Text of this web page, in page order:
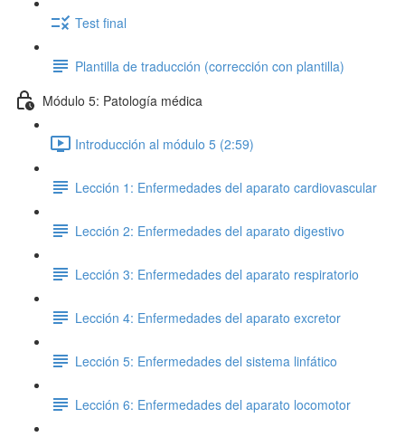
Test final
Plantilla de traducción (corrección con plantilla)
Módulo 5: Patología médica
Introducción al módulo 5 (2:59)
Lección 1: Enfermedades del aparato cardiovascular
Lección 2: Enfermedades del aparato digestivo
Lección 3: Enfermedades del aparato respiratorio
Lección 4: Enfermedades del aparato excretor
Lección 5: Enfermedades del sistema linfático
Lección 6: Enfermedades del aparato locomotor